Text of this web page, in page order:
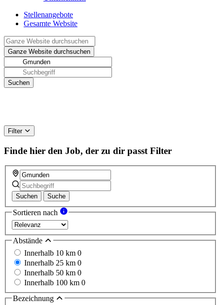
Stellenangebote
Gesamte Website
Filter
Finde hier den Job, der zu dir passt Filter
Suchen Suche
Sortieren nach
Abstände
Innerhalb 10 km 0
Innerhalb 25 km 0
Innerhalb 50 km 0
Innerhalb 100 km 0
Bezeichnung